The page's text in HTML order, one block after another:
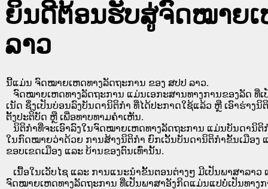
ຍິນດີຕ້ອນຮັບສູ່ຈົດໝາຍເ
ລາວ
ນີ້ແມ່ນ ຈົດໝາຍເຫດທາງລັດຖະການ ຂອງ ສປປ ລາວ.
ຈົດໝາຍເຫດທາງລັດຖະການ ແມ່ນ​ເອ​ກະ​ສານ​ທາງ​ການ​ຂອງ​ລັດ ທີ່​ເ
ເນັດ ຊຶ່ງ​ເປັນ​ບ່ອນ​ລົງ​ບັນ​ດາ​ນິ​ຕິ​ກຳ ທີ່ໄດ້ປະກາດໃຊ້ແລ້ວ ຫຼື ເອົາຮ່າງ
ຕັ້ງ​ປະ​ຕິ​ບັດ ຫຼື ເພື່ອທາບທາມຄໍາເຫັນ.
ນິ​ຕິ​ກຳ​ທີ່​ຈະ​ເອົາ​ລົງ​ໃນ​ຈົດ​ໝາຍ​ເຫດ​ທາງ​ລັດ​ຖະ​ການ ​ແມ່ນ​ບັນ​ດາ​ນິ​ຕິ​
ໃນ​ກົດ​ໝາຍ​ວ່າ​ດ້ວຍ​ ການ​ສ້າງ​ນິ​ຕິ​ກຳ ຍົກ​ເວັ້ນ​ບັນ​ດານິ​ຕິ​ກຳ​ຂັ້ນ​ເມືອງ
ຂອບ​ເຂດ​ເມືອງ ແລະ ບ້ານ​ຂອງ​ຕົນ​ເທົ່າ​ນັ້ນ.
ເນື້ອໃນ​ເວັບ​ໄຊ​ ແລະ ການແນະນໍາຂັ້ນຕອນຕ່າງໆ ມີເປັນພາສາລາວ
ຈົດໝາຍເຫດທາງລັດຖະການ ທີ່ເປັນພາສາອັງກິດແມ່ນແປບໍ່ເປັນທາງ